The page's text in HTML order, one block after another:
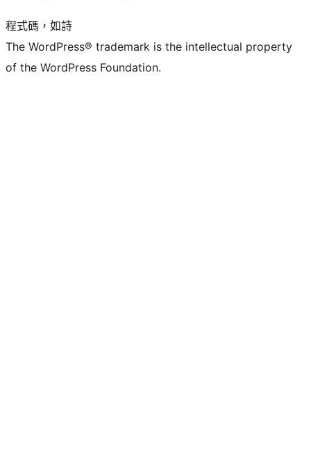
程式碼，如詩
The WordPress® trademark is the intellectual property
of the WordPress Foundation.